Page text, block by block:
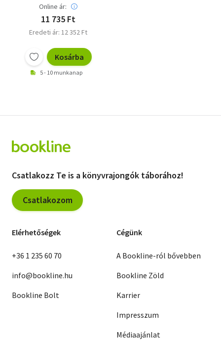
Their Inner Circle
Online ár:
11 735 Ft
Eredeti ár: 12 352 Ft
Kosárba
5 - 10 munkanap
Csatlakozz Te is a könyvrajongók táborához!
Csatlakozom
Elérhetőségek
+36 1 235 60 70
info@bookline.hu
Bookline Bolt
Cégünk
A Bookline-ról bővebben
Bookline Zöld
Karrier
Impresszum
Médiaajánlat